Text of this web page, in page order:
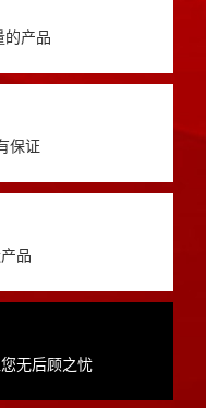
的产品
保证
品
无后顾之忧